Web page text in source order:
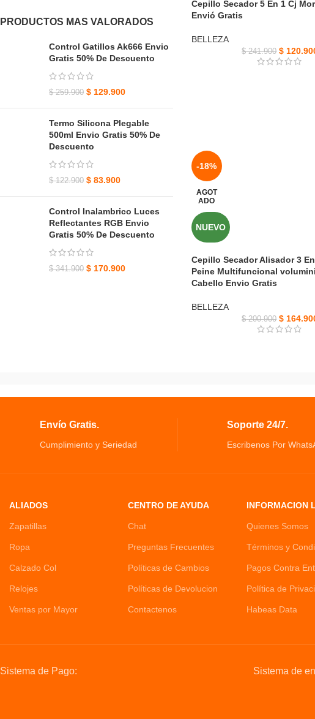
PRODUCTOS MAS VALORADOS
Control Gatillos Ak666 Envio
Gratis 50% De Descuento
$259.900 $ 129.900
Termo Silicona Plegable
500ml Envio Gratis 50% De
Descuento
$122.900 $ 83.900
Control Inalambrico Luces
Reflectantes RGB Envio
Gratis 50% De Descuento
$341.900 $ 170.900
Cepillo Secador 5 En 1 Cj
Envió Gratis
BELLEZA
$241.900 $
-18%
AGOT
ADO
NUEVO
Cepillo Secador Alisador 3
Peine Multifuncional
Cabello Envio Gratis
BELLEZA
$200.900 $
Envío Gratis.
Cumplimiento y Seriedad
Soporte 24/7.
Escribenos Por
ALIADOS
Zapatillas
Ropa
Calzado Col
Relojes
Ventas por Mayor
CENTRO DE AYUDA
Chat
Preguntas Frecuentes
Políticas de Cambios
Políticas de Devolucion
Contactenos
INFORMACION
Quienes Somos
Términos y
Pagos Contra
Política de
Habeas Data
Sistema de Pago: Sistema de